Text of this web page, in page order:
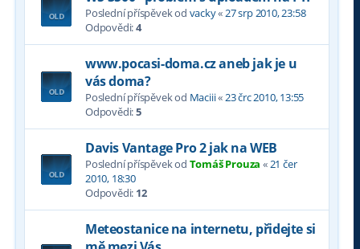
Poslední příspěvek od vacky«27 srp 2010, 23:58
Odpovědi:4
www.pocasi-doma.cz aneb jak je u
vás doma?
Poslední příspěvek od Maciii«23 črc 2010, 13:55
Odpovědi:5
Davis Vantage Pro 2 jak na WEB
Poslední příspěvek od Tomáš Prouza «21 čer
2010, 18:30
Odpovědi: 12
Meteostanice na internetu, přidejte si